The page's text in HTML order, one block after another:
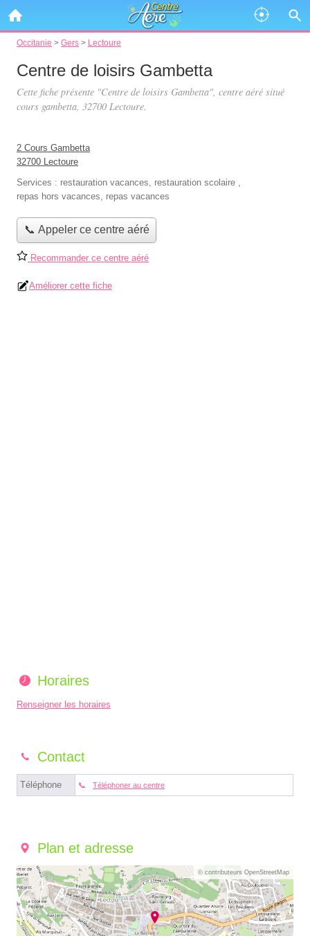
Occitanie > Gers > Lectoure
Centre de loisirs Gambetta
Cette fiche présente "Centre de loisirs Gambetta", centre aéré situé
cours gambetta, 32700 Lectoure.
2 Cours Gambetta
32700 Lectoure
Services : restauration vacances, restauration scolaire ,
repas hors vacances, repas vacances
📞 Appeler ce centre aéré
Recommander ce centre aéré
Améliorer cette fiche
Horaires
Renseigner les horaires
Contact
Téléphone Téléphoner au centre
Plan et adresse
© contributeurs OpenStreetMap